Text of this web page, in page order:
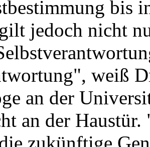
bis
jedoch nicht
weiß
an der
an der
zukünftige